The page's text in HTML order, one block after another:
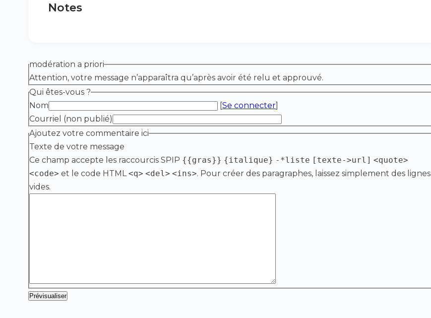
Notes
modération a priori
Attention, votre message n’apparaîtra qu’après avoir été relu et approuvé.
Qui êtes-vous ?
Nom
[Se connecter]
Courriel (non publié)
Ajoutez votre commentaire ici
Texte de votre message
Ce champ accepte les raccourcis SPIP {{gras}} {italique} -*liste [texte->url] <quote>
<code> et le code HTML<q> <del> <ins>. Pour créer des paragraphes, laissez simplement des lignes
vides.